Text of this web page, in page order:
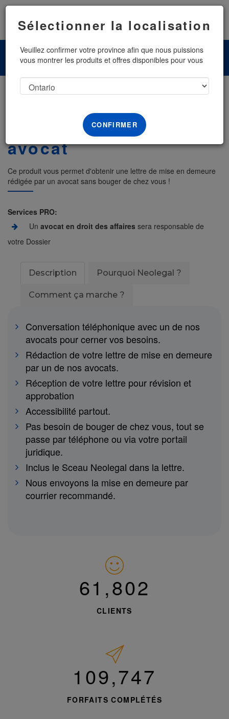
Sélectionner la localisation
×
Veuillez confirmer votre province afin que nous puissions
vous montrer les produits et offres disponibles pour vous
CONFIRMER
Envoyer une mise en
demeure avec un
avocat
Ce produit vous permet d'obtenir une lettre de mise en demeure
rédigée par un avocat sans bouger de chez vous !
Services PRO:
Un avocat en droit des affaires sera responsable de
votre Dossier
Description Pourquoi Neolegal ?
Comment ça marche ?
Conversation téléphonique avec un de nos
avocats pour cerner vos besoins.
Rédaction de votre lettre de mise en demeure
par un de nos avocats.
Réception de votre lettre pour révision et
approbation
Accessibilité partout.
Pas besoin de bouger de chez vous, tout se
passe par téléphone ou via votre portail
juridique.
Inclus le Sceau Neolegal dans la lettre.
Nous envoyons la mise en demeure par
courrier recommandé.
62,852
CLIENTS
111,611
FORFAITS COMPLÉTÉS